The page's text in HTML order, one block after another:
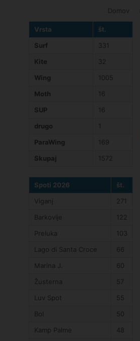
Domov
Vrsta
št.
Surf
331
Kite
32
Wing
1005
Moth
16
SUP
16
drugo
1
ParaWing
169
Skupaj
1572
Spoti 2026
št.
Viganj
271
Barkovlje
122
Preluka
103
Lago di Santa Croce
66
Marina J.
60
Žusterna
57
Luv Spot
55
Bol
50
Kamp Palme
48